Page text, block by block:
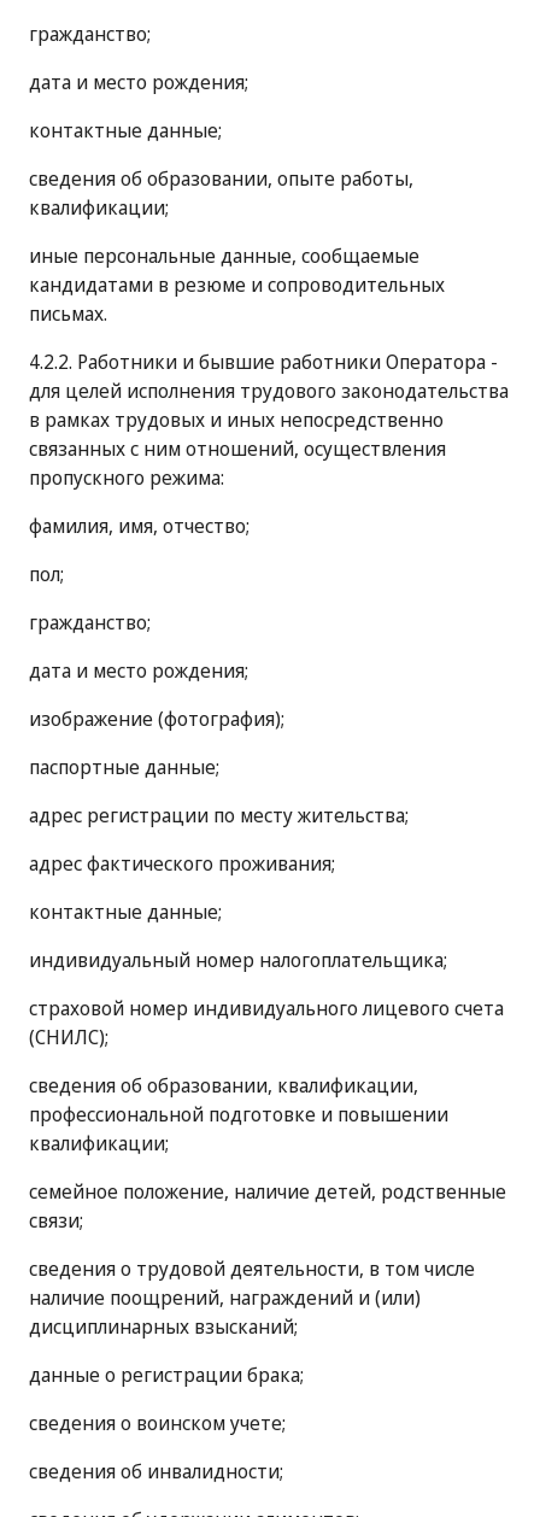
гражданство;
дата и место рождения;
контактные данные;
сведения об образовании, опыте работы,
квалификации;
иные персональные данные, сообщаемые
кандидатами в резюме и сопроводительных
письмах.
4.2.2. Работники и бывшие работники Оператора -
для целей исполнения трудового законодательства
в рамках трудовых и иных непосредственно
связанных с ним отношений, осуществления
пропускного режима:
фамилия, имя, отчество;
пол;
гражданство;
дата и место рождения;
изображение (фотография);
паспортные данные;
адрес регистрации по месту жительства;
адрес фактического проживания;
контактные данные;
индивидуальный номер налогоплательщика;
страховой номер индивидуального лицевого счета
(СНИЛС);
сведения об образовании, квалификации,
профессиональной подготовке и повышении
квалификации;
семейное положение, наличие детей, родственные
связи;
сведения о трудовой деятельности, в том числе
наличие поощрений, награждений и (или)
дисциплинарных взысканий;
данные о регистрации брака;
сведения о воинском учете;
сведения об инвалидности;